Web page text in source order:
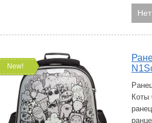
New!
Коты